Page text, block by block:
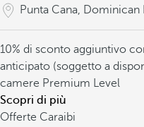
Punta Cana, Dominican
10% di sconto aggiuntivo
anticipato (soggetto a
camere Premium Level
Scopri di più
Offerte Caraibi